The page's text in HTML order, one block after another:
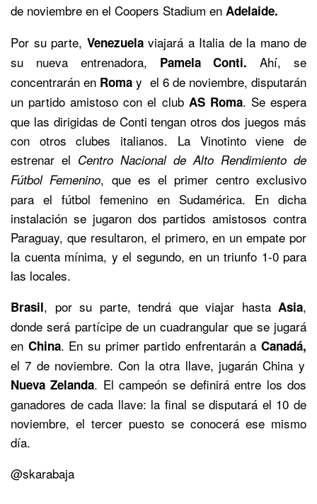
de noviembre en el Coopers Stadium en Adelaide.
Por su parte, Venezuelaviajará a Italia de la mano de
su nueva entrenadora, Pamela Conti.Ahí, se
concentrarán en Roma y el 6 de noviembre, disputarán
un partido amistoso con el club AS Roma. Se espera
que las dirigidas de Conti tengan otros dos juegos más
con otros clubes italianos. La Vinotinto viene de
estrenar el Centro Nacional de Alto Rendimiento de
Fútbol Femenino, que es el primer centro exclusivo
para el fútbol femenino en Sudamérica. En dicha
instalación se jugaron dos partidos amistosos contra
Paraguay, que resultaron, el primero, en un empate por
la cuenta mínima, y el segundo, en un triunfo 1-0 para
las locales.
Brasil, por su parte, tendrá que viajar hasta Asia,
donde será partícipe de un cuadrangular que se jugará
en China. En su primer partido enfrentarán a Canadá,
el 7 de noviembre. Con la otra llave, jugarán China y
Nueva Zelanda. El campeón se definirá entre los dos
ganadores de cada llave: la final se disputará el 10 de
noviembre, el tercer puesto se conocerá ese mismo
día.
@skarabaja